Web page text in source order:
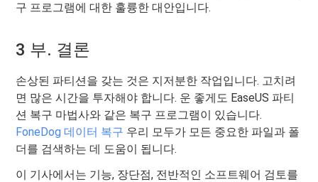
구 프로그램에 대한 훌륭한 대안입니다.
3 부. 결론
손상된 파티션을 갖는 것은 지저분한 작업입니다. 고치려
면 많은 시간을 투자해야 합니다. 운 좋게도 EaseUS 파티
션 복구 마법사와 같은 복구 프로그램이 있습니다.
FoneDog 데이터 복구 우리 모두가 모든 중요한 파일과 폴
더를 검색하는 데 도움이 됩니다.
이 기사에서는 기능, 장단점, 전반적인 소프트웨어 검토를